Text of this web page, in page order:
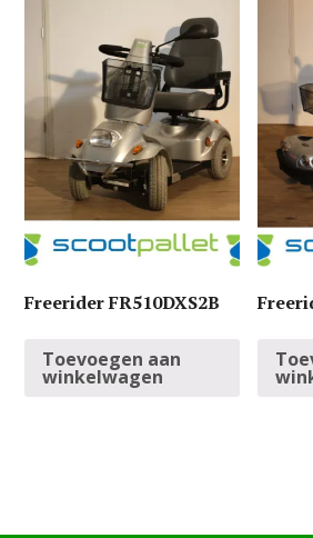
Freerider FR510DXS2B
Toevoegen aan
winkelwagen